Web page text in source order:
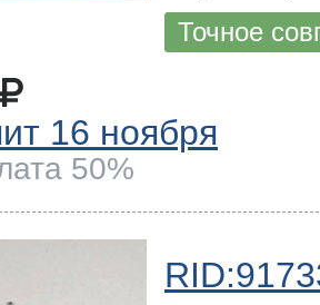
Точное
16 ноября
50%